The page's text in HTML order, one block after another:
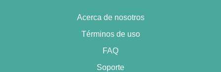
Acerca de nosotros
Términos de uso
FAQ
Soporte